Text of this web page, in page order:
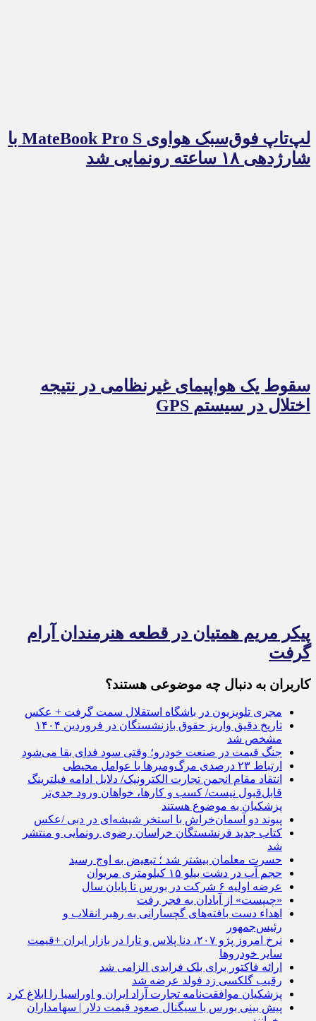
لپ‌تاپ فوق‌سبک هواوی MateBook Pro S با
شارژدهی ۱۸ ساعته رونمایی شد
سقوط یک هواپیمای غیرنظامی در نتیجه
اختلال در سیستم‌ GPS
پیکر مریم همتیان در قطعه هنرمندان آرام
گرفت
کاربران به دنبال چه موضوعی هستند؟
مجری تلویزیون در باشگاه استقلال سمت گرفت + عکس
تاریخ دقیق واریز حقوق بازنشستگان در فروردین ۱۴۰۴
مشخص شد
جنگ قیمت در صنعت خودرو؛ وقتی سود فدای بقا می‌شود
ارتباط ۲۳ درصدی مرگ‌ومیرها با عوامل محیطی
انتقاد مقام انجمن تجارت الکترونیک/ دلایل ادامه فیلترینگ
قابل‌قبول نیست/ کسب و کارها، خواهان ورود جدی‌تر
پزشکیان به موضوع هستند
پیوند دو آسمان‌خراش با استخر شیشه‌ای در دبی /عکس
کتاب جدید فرنشستگان خراسان رضوی رونمایی و منتشر
شد
حسرت معلمان بیشتر شد ؛ تبعیض به اوج رسید
حجم آب در دشت بیلو ۱۵ کیلومتری مریوان
عرضه اولیه ۶ شرکت در بورس تا پایان سال
«چیپست» از آبادان به فجر رفت
اهداء دست بافته‌های گچسارانی به رهبر انقلاب و
رئیس‌جمهور
نرخ امروز پژو ۲۰۷، دنا پلاس و تارا در بازار ایران +قیمت
سایر خودروها
ارائه فاکتور برای بلک فرایدی الزامی شد
رقیب گلکسی زد فولد عرضه شد
پزشکیان موافقت‌نامه تجارت آزاد ایران و اوراسیا را ابلاغ کرد
پیش بینی بورس با سیگنال صعود قیمت دلار | سهامداران